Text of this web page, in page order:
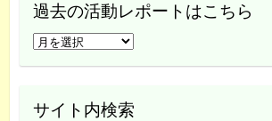
過去の活動レポートはこちら
過
活
サイト内検索